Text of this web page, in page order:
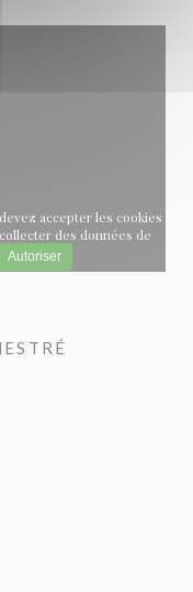
accepter les cookies
des données de
Autoriser